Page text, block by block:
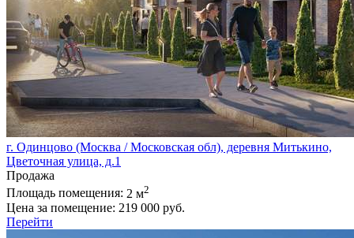
г. Одинцово (Москва / Московская обл), деревня Митькино,
Цветочная улица, д.1
Продажа
Площадь помещения: 2 м2
Цена за помещение: 219 000 руб.
Перейти